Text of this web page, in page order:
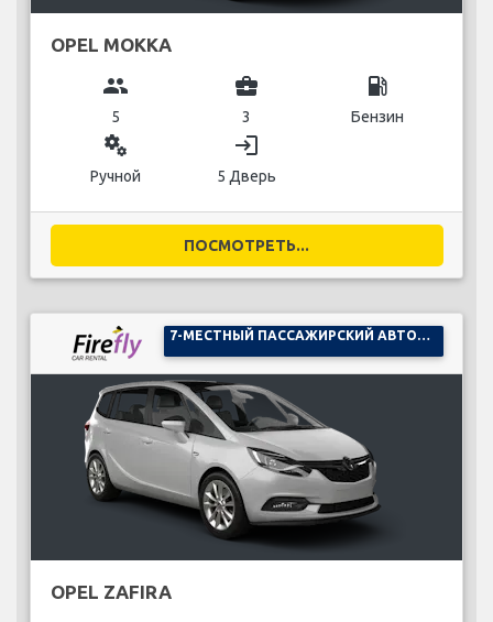
OPEL MOKKA
group
5
business_center
3
local_gas_station
Бензин
miscellaneous_services
Ручной
login
5 Дверь
ПОСМОТРЕТЬ...
OPEL ZAFIRA